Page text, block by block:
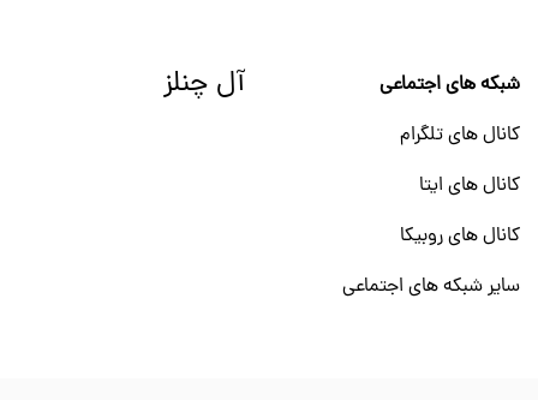
شبکه های اجتماعی
کانال های تلگرام
کانال های ایتا
کانال های روبیکا
سایر شبکه های اجتماعی
آل چنلز